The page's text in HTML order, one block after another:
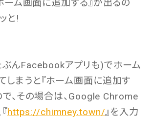
ーム画面に追加する』が出るの
と!
ぶんFacebookアプリも)でホーム
しまうと『ホーム画面に追加す
で、その場合は、Google Chrome
https://chimney.town/』を入力